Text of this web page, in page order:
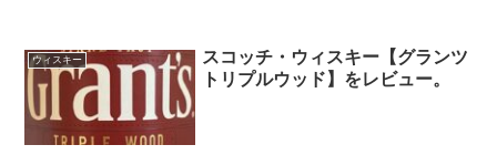
ウィスキー
スコッチ・ウィスキー【グランツ
トリプルウッド】をレビュー。